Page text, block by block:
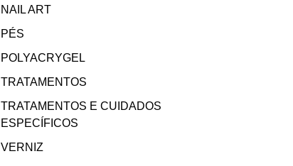
NAIL ART
PÉS
POLYACRYGEL
TRATAMENTOS
TRATAMENTOS E CUIDADOS
ESPECÍFICOS
VERNIZ